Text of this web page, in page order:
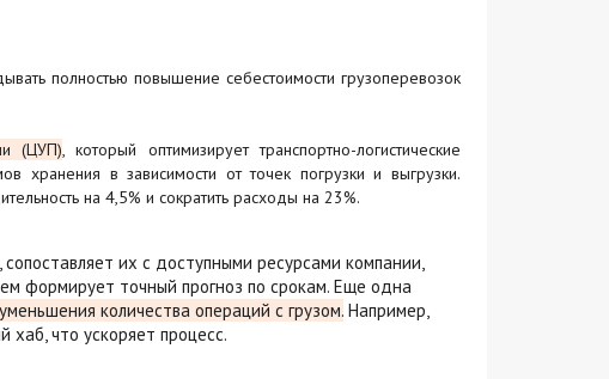
полностью повышение себестоимости грузоперевозок
(ЦУП), который оптимизирует транспортно-логистические
хранения в зависимости от точек погрузки и выгрузки.
на 4,5% и сократить расходы на 23%.
их с доступными ресурсами компании,
формирует точный прогноз по срокам. Еще одна
количества операций с грузом.Например,
что ускоряет процесс.